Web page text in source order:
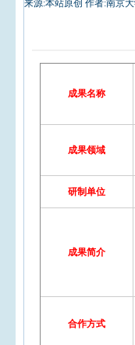
来源:本站原创 作者:南京
成果名称
成果领域
研制单位
成果简介
合作方式